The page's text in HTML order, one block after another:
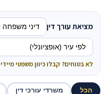
מציאת עורך דין
לא בטוחים? קבלו כיוון משפטי מיידי
הכל משרדי עורכי דין